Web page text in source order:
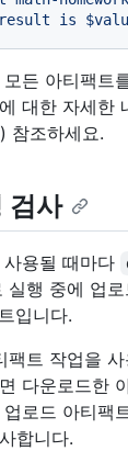
든 아티팩트
대한 자세한
참조하세요.
검사
용될 때마다
실행 중에 업
입니다.
팩트 작업을
다운로드한
로드 아티팩
합니다.